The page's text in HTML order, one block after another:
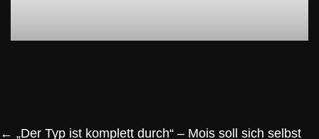
← „Der Typ ist komplett durch“ – Mois soll sich selbst